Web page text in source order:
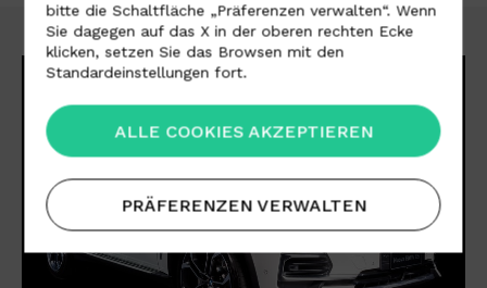
bitte die Schaltfläche „Präferenzen verwalten“. Wenn
Sie dagegen auf das X in der oberen rechten Ecke
klicken, setzen Sie das Browsen mit den
Standardeinstellungen fort.
ALLE COOKIES AKZEPTIEREN
PRÄFERENZEN VERWALTEN